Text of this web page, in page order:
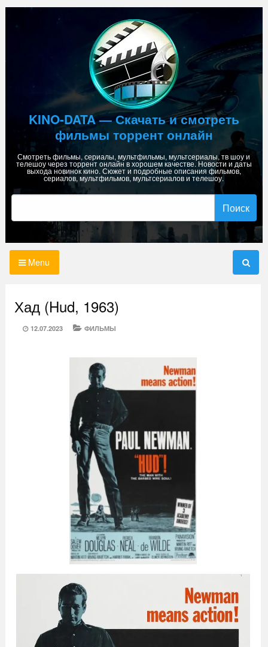
Skip
KINO-DATA — Скачать и смотреть
фильмы торрент онлайн
Смотреть фильмы, сериалы, мультфильмы, мультсериалы, тв шоу и
телешоу через торрент онлайн в хорошем качестве. Новости и даты
выхода новинок кино. Сюжет и подробные описания фильмов,
сериалов, мультфильмов, мультсериалов и телешоу.
Menu
Хад (Hud, 1963)
POSTED
12.07.2023 CATEGORIES
ФИЛЬМЫ